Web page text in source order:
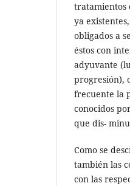
tratamientos
ya
obligados a
éstos con
adyuvante
progresión),
frecuente la
conocidos
que dis-
Como se
también las
con las